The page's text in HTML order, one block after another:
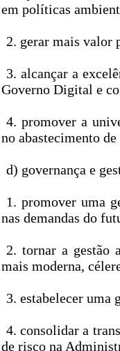
em políticas
2. gerar mais valor
3. alcançar a
Governo Digital e
4. promover a
no abastecimento de
d) governança e
1. promover uma
nas demandas do
2. tornar a gestão
mais moderna,
3. estabelecer uma
4. consolidar a
de risco na